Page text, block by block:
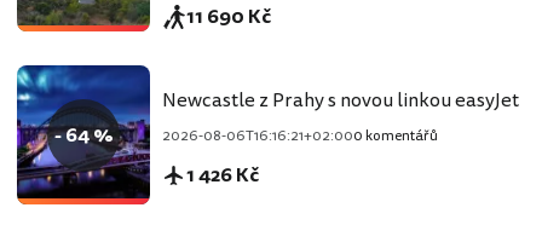
11 690 Kč
- 64 %
Newcastle z Prahy s novou linkou easyJet
2026-08-06T16:16:21+02:000 komentářů
1 426 Kč